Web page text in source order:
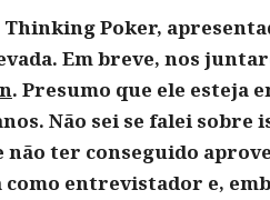
Poker,
Em breve, nos
. Presumo que ele esteja
Não sei se falei sobre
ter conseguido
entrevistador e,